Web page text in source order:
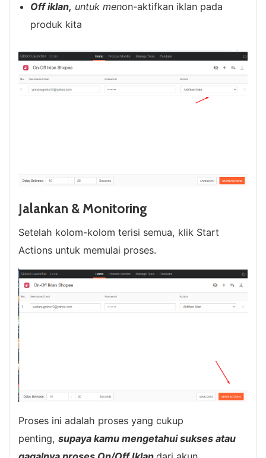
Off iklan, untuk menon-aktifkan iklan pada
produk kita
Jalankan & Monitoring
Setelah kolom-kolom terisi semua, klik Start
Actions untuk memulai proses.
Proses ini adalah proses yang cukup
penting, supaya kamu mengetahui sukses atau